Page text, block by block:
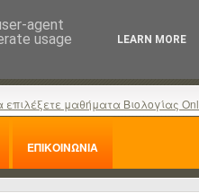
επιλέξετε μαθήματα Βιολογίας
ΕΠΙΚΟΙΝΩΝΙΑ
agent
usage
LEARN MORE